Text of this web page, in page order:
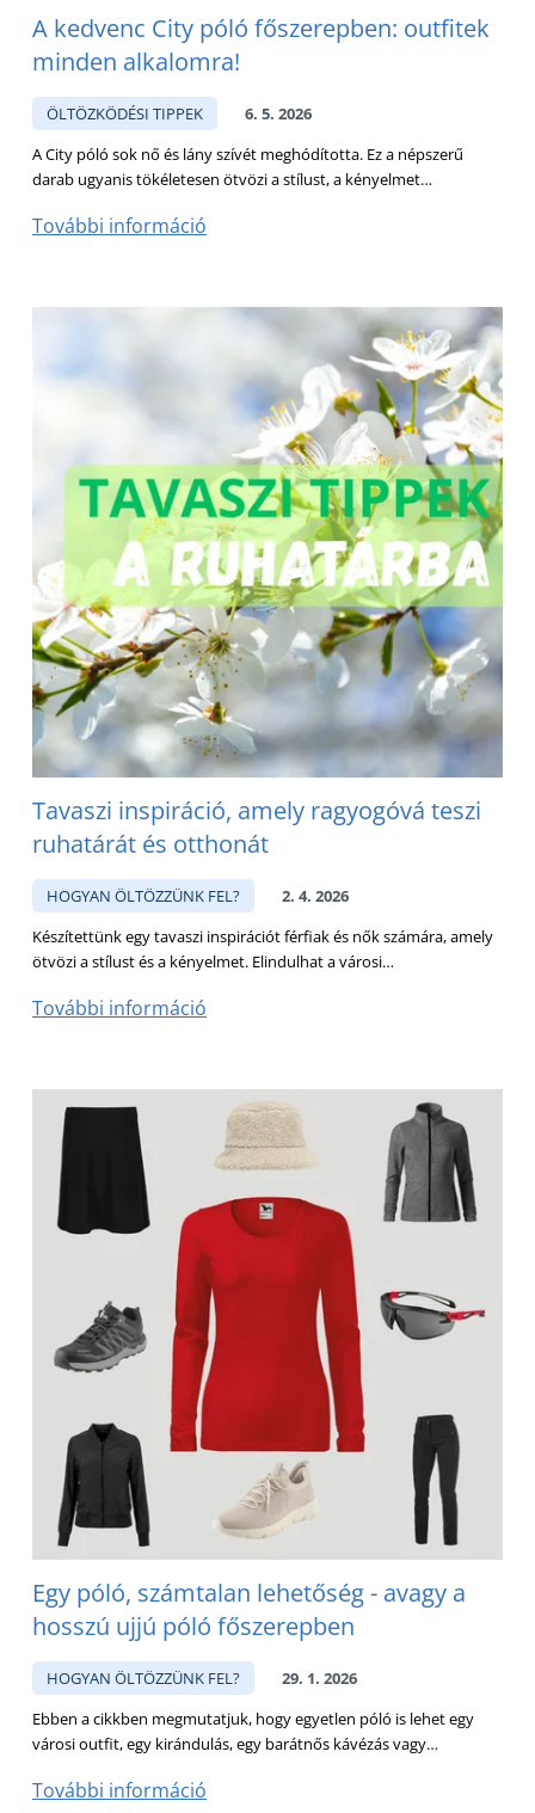
A kedvenc City póló főszerepben: outfitek
minden alkalomra!
ÖLTÖZKÖDÉSI TIPPEK
6. 5. 2026
A City póló sok nő és lány szívét meghódította. Ez a népszerű
darab ugyanis tökéletesen ötvözi a stílust, a kényelmet…
További információ
Tavaszi inspiráció, amely ragyogóvá teszi
ruhatárát és otthonát
HOGYAN ÖLTÖZZÜNK FEL?
2. 4. 2026
Készítettünk egy tavaszi inspirációt férfiak és nők számára, amely
ötvözi a stílust és a kényelmet. Elindulhat a városi…
További információ
Egy póló, számtalan lehetőség - avagy a
hosszú ujjú póló főszerepben
HOGYAN ÖLTÖZZÜNK FEL?
29. 1. 2026
Ebben a cikkben megmutatjuk, hogy egyetlen póló is lehet egy
városi outfit, egy kirándulás, egy barátnős kávézás vagy…
További információ